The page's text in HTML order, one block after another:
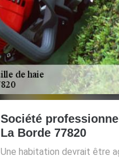
Société
La Borde 77820
Une habitation devrait être